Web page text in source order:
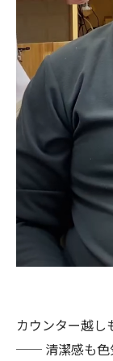
カウンター越し
── 清潔感も色